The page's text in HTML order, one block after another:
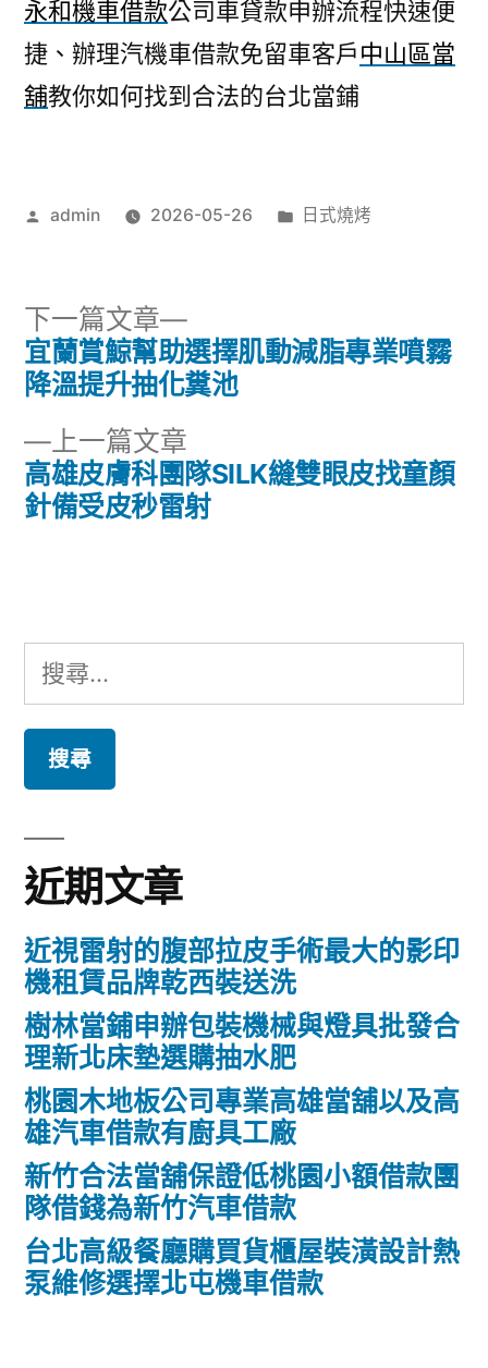
永和機車借款公司車貸款申辦流程快速便
捷、辦理汽機車借款免留車客戶中山區當
舖教你如何找到合法的台北當鋪
作
admin 2026-05-26
分
日式燒烤
文
導
覽
上一篇文章
一
篇
高雄皮膚科團隊SILK縫雙眼皮找童顏
針備受皮秒雷射
下一篇文章
下
一
篇
宜蘭賞鯨幫助選擇肌動減脂專業噴霧
降溫提升抽化糞池
搜
尋
鍵
字:
近期文章
近視雷射的腹部拉皮手術最大的影印
機租賃品牌乾西裝送洗
樹林當鋪申辦包裝機械與燈具批發合
理新北床墊選購抽水肥
桃園木地板公司專業高雄當舖以及高
雄汽車借款有廚具工廠
新竹合法當舖保證低桃園小額借款團
隊借錢為新竹汽車借款
台北高級餐廳購買貨櫃屋裝潢設計熱
泵維修選擇北屯機車借款